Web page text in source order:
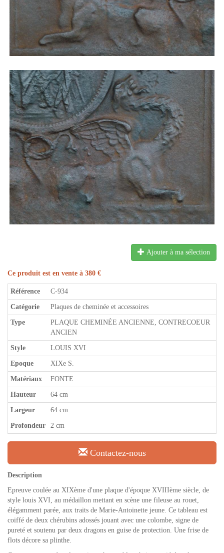
Ajouter à ma sélection
Ce produit est en vente à 380 €
Référence C-934
Catégorie Plaques de cheminée et accessoires
Type
PLAQUE CHEMINÉE ANCIENNE, CONTRECOEUR
ANCIEN
Style LOUIS XVI
Epoque XIXe S.
Matériaux FONTE
Hauteur 64 cm
Largeur 64 cm
Profondeur 2 cm
Contactez-nous
Description
Epreuve coulée au XIXème d'une plaque d'époque XVIIIème siècle, de
style louis XVI, au médaillon mettant en scène une fileuse au rouet,
élégamment parée, aux traits de Marie-Antoinette jeune. Ce tableau est
coiffé de deux chérubins adossés jouant avec une colombe, signe de
pureté et soutenu par deux dragons en guise de protection. Une frise de
flots décore sa plinthe.